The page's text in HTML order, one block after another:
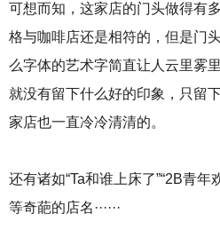
可想而知，这家店的门头做得有
格与咖啡店还是相符的，但是门
么字体的艺术字简直让人云里雾
就没有留下什么好的印象，只留
家店也一直冷冷清清的。
还有诸如“Ta和谁上床了”“2B青年
等奇葩的店名······